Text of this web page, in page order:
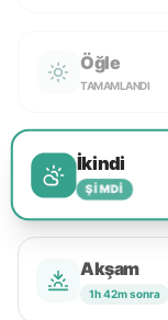
Öğle
TAMAMLANDI
İkindi
ŞIMDI
Akşam
1h 42m sonra